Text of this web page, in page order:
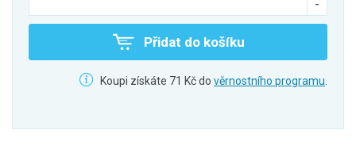
Přidat do košíku
Koupi získáte 71 Kč do věrnostního programu